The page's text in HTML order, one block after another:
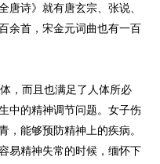
唐诗》就有唐玄宗、张说、
余首，宋金元词曲也有一百
，而且也满足了人体所必
中的精神调节问题。女子伤
，能够预防精神上的疾病。
易精神失常的时候，缅怀下